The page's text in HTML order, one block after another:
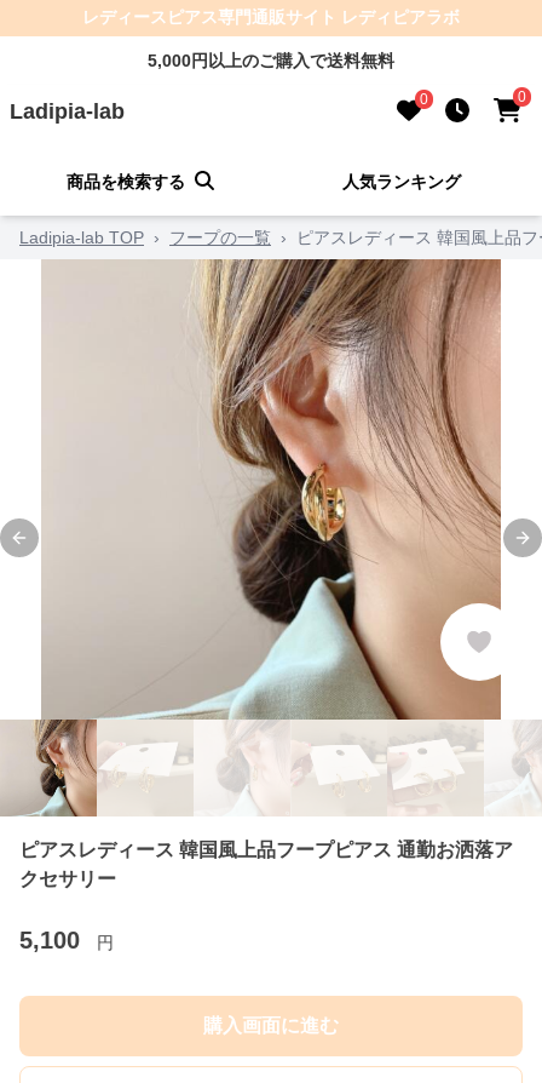
レディースピアス専門通販サイト レディピアラボ
5,000円以上のご購入で送料無料
Ladipia-lab 0 0
商品を検索する 人気ランキング
Ladipia-lab TOP › フープの一覧 › ピアスレディース 韓国風上品
Previous slide
ピアスレディース 韓国風上品フープピアス 通勤お洒落ア
クセサリー
5,100 円
購入画面に進む